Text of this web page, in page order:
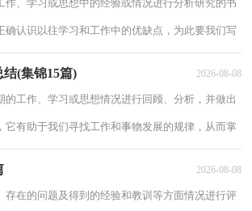
作、学习或思想中的经验或情况进行分析研究的书
确认识以往学习和工作中的优缺点，为此要我们写
(集锦15篇) 2026-08-08
的工作、学习或思想情况进行回顾、分析，并做出
它有助于我们寻找工作和事物发展的规律，从而掌
2026-08-08
存在的问题及得到的经验和教训等方面情况进行评